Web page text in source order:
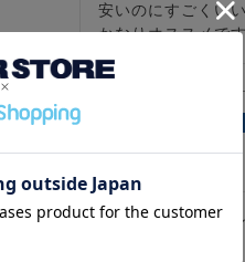
光)/全4色
サングラス/全6色
ブリムハット/全3色
安いのにすごくいい
かなりオススメです
たらららら
このボストン型サ